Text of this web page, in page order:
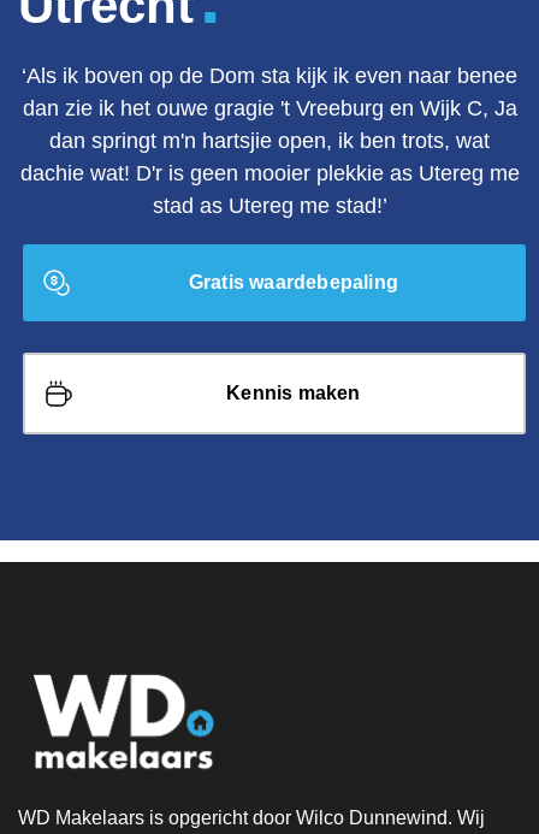
‘Als ik boven op de Dom sta kijk ik even naar benee
dan zie ik het ouwe gragie 't Vreeburg en Wijk C, Ja
dan springt m'n hartsjie open, ik ben trots, wat
dachie wat! D'r is geen mooier plekkie as Utereg me
stad as Utereg me stad!’
Gratis waardebepaling
Kennis maken
WD Makelaars is opgericht door Wilco Dunnewind. Wij